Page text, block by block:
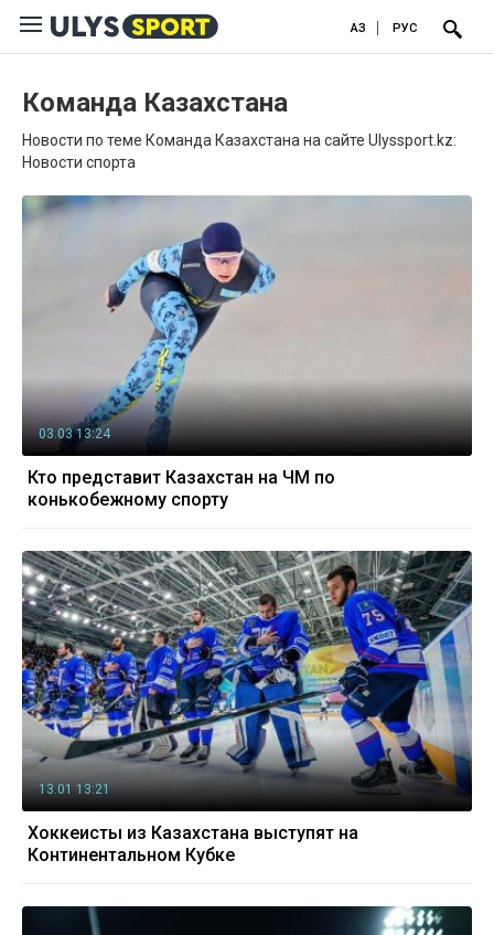
ҚАЗ РУС
Команда Казахстана
Новости по теме Команда Казахстана на сайте Ulyssport.kz:
Новости спорта
03.03 13:24
Кто представит Казахстан на ЧМ по
конькобежному спорту
13.01 13:21
Хоккеисты из Казахстана выступят на
Континентальном Кубке